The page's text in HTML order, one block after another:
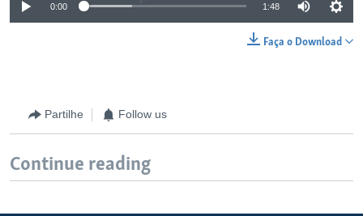
0:00 1:48
Faça o Download
Partilhe Follow us
Continue reading